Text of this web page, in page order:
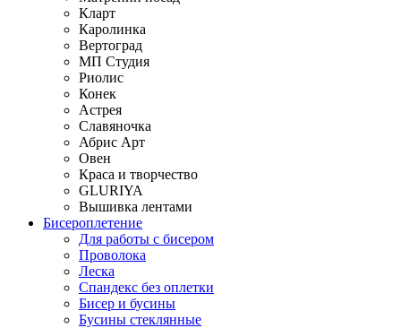
Кларт
Каролинка
Вертоград
МП Студия
Риолис
Конек
Астрея
Славяночка
Абрис Арт
Овен
Краса и творчество
GLURIYA
Вышивка лентами
Бисероплетение
Для работы с бисером
Проволока
Леска
Спандекс без оплетки
Бисер и бусины
Бусины стеклянные